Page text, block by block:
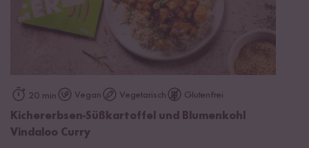
20 min Vegan Vegetarisch Glutenfrei
Kichererbsen-Süßkartoffel und Blumenkohl
Vindaloo Curry